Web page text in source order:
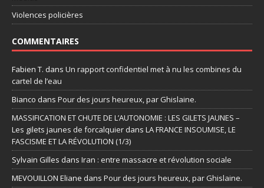
Violences policières
COMMENTAIRES
Fabien T. dans Un rapport confidentiel met à nu les combines du
cartel de l’eau
Bianco dans Pour des jours heureux, par Ghislaine.
MASSIFICATION ET CHUTE DE L’AUTONOMIE : LES GILETS JAUNES –
Les gilets jaunes de forcalquier dans LA FRANCE INSOUMISE, LE
FASCISME ET LA RÉVOLUTION (1/3)
Sylvain Gilles dans Iran : entre massacre et révolution sociale
MEVOUILLON Eliane dans Pour des jours heureux, par Ghislaine.